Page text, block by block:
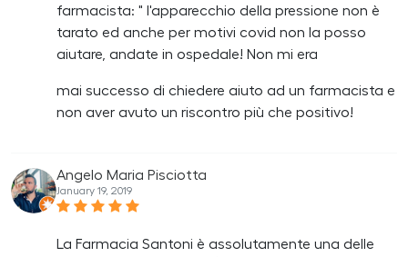
farmacista: " l'apparecchio della pressione non è
tarato ed anche per motivi covid non la posso
aiutare, andate in ospedale! Non mi era
mai successo di chiedere aiuto ad un farmacista e
non aver avuto un riscontro più che positivo!
Angelo Maria Pisciotta
January 19, 2019
La Farmacia Santoni è assolutamente una delle